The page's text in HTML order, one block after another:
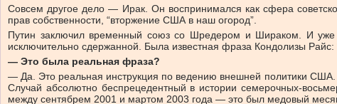
Совсем другое дело — Ирак. Он воспринимался как сфера
прав собственности, “вторжение США в наш огород”.
Путин заключил временный союз со Шредером и Шираком. И уже
исключительно сдержанной. Была известная фраза Кондолизы
— Это была реальная фраза?
— Да. Это реальная инструкция по ведению внешней политики
Случай абсолютно беспрецедентный в истории семерочных-
между сентябрем 2001 и мартом 2003 года — это был медовый